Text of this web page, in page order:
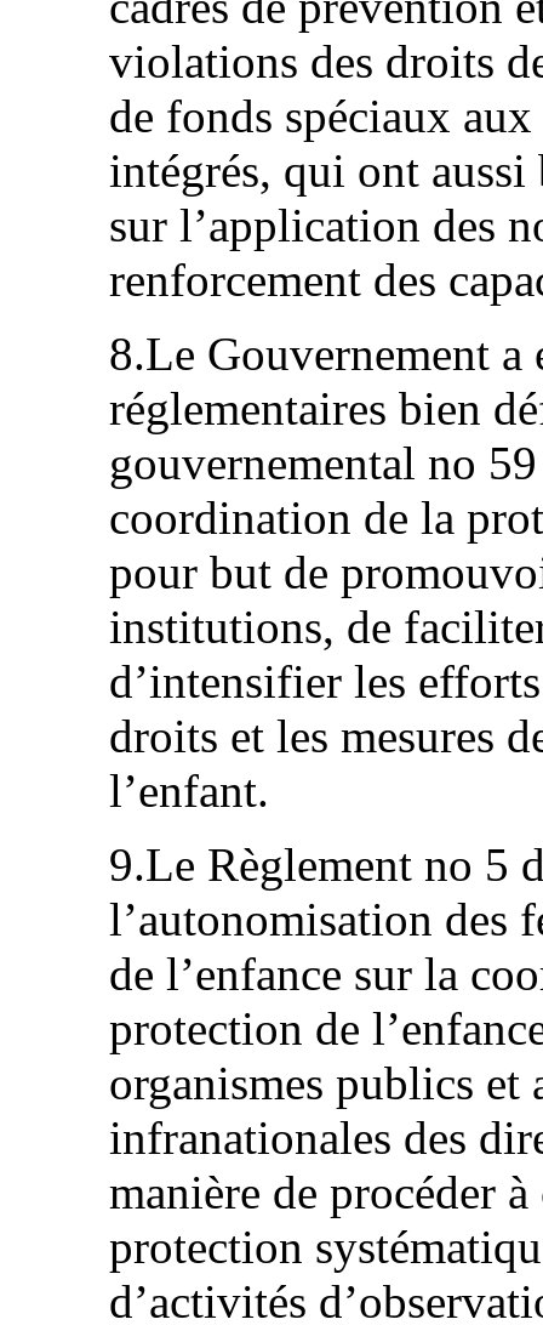
violations des droits
de fonds spéciaux
intégrés, qui ont
sur l’application des
renforcement des
8.Le Gouvernement a
réglementaires bien
gouvernemental no
coordination de la
pour but de
institutions, de
d’intensifier les
droits et les mesures
l’enfant.
9.Le Règlement no 5
l’autonomisation des
de l’enfance sur la
protection de
organismes publics
infranationales des
manière de procéder
protection
d’activités